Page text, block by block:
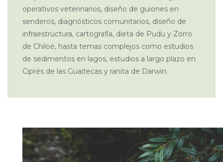
operativos veterinarios, diseño de guiones en
senderos, diagnósticos comunitarios, diseño de
infraestructura, cartografía, dieta de Pudu y Zorro
de Chiloé, hasta temas complejos como estudios
de sedimentos en lagos, estudios a largo plazo en
Ciprés de las Guaitecas y ranita de Darwin.